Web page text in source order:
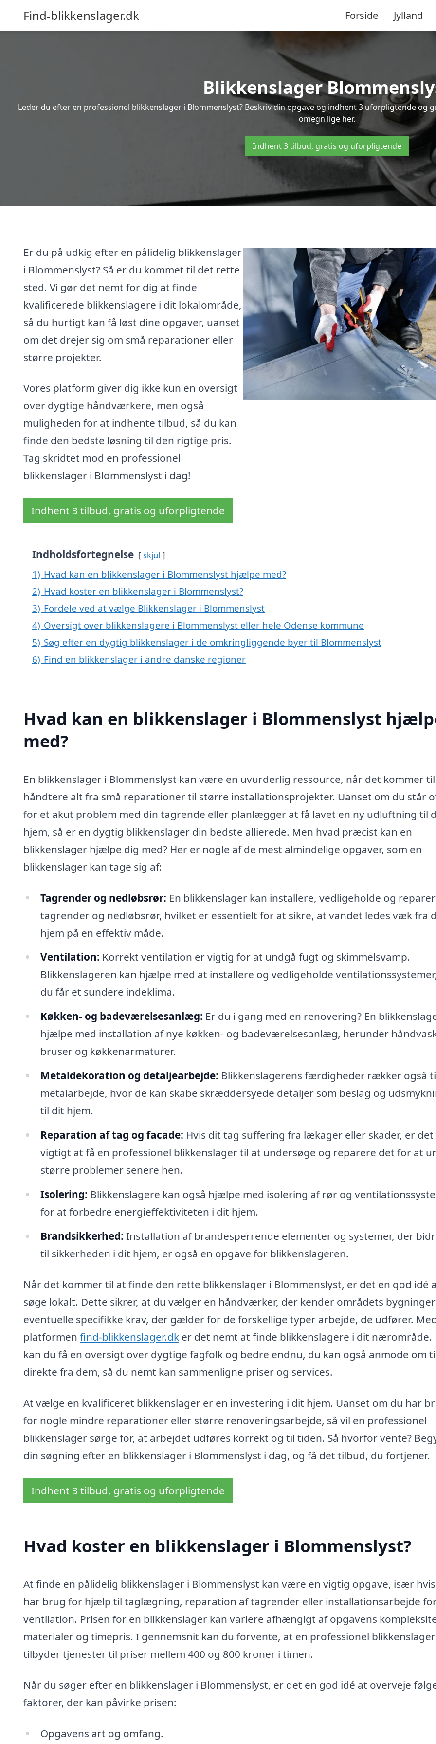
Find-blikkenslager.dk Forside Jylland
Blikkenslager
Leder du efter en professionel blikkenslager i Blommenslyst? Beskriv din opgave og indhent 3 uforpligtende
omegn lige her.
Indhent 3 tilbud, gratis og uforpligtende
Er du på udkig efter en pålidelig blikkenslager
i Blommenslyst? Så er du kommet til det rette
sted. Vi gør det nemt for dig at finde
kvalificerede blikkenslagere i dit lokalområde,
så du hurtigt kan få løst dine opgaver, uanset
om det drejer sig om små reparationer eller
større projekter.
Vores platform giver dig ikke kun en oversigt
over dygtige håndværkere, men også
muligheden for at indhente tilbud, så du kan
finde den bedste løsning til den rigtige pris.
Tag skridtet mod en professionel
blikkenslager i Blommenslyst i dag!
Indhent 3 tilbud, gratis og uforpligtende
Indholdsfortegnelse skjul
1) Hvad kan en blikkenslager i Blommenslyst hjælpe med?
2) Hvad koster en blikkenslager i Blommenslyst?
3) Fordele ved at vælge Blikkenslager i Blommenslyst
4) Oversigt over blikkenslagere i Blommenslyst eller hele Odense kommune
5) Søg efter en dygtig blikkenslager i de omkringliggende byer til Blommenslyst
6) Find en blikkenslager i andre danske regioner
Hvad kan en blikkenslager i Blommenslyst
med?
En blikkenslager i Blommenslyst kan være en uvurderlig ressource, når det kommer
håndtere alt fra små reparationer til større installationsprojekter. Uanset om du står
for et akut problem med din tagrende eller planlægger at få lavet en ny udluftning til
hjem, så er en dygtig blikkenslager din bedste allierede. Men hvad præcist kan en
blikkenslager hjælpe dig med? Her er nogle af de mest almindelige opgaver, som en
blikkenslager kan tage sig af:
Tagrender og nedløbsrør: En blikkenslager kan installere, vedligeholde og
tagrender og nedløbsrør, hvilket er essentielt for at sikre, at vandet ledes væk fra
hjem på en effektiv måde.
Ventilation: Korrekt ventilation er vigtig for at undgå fugt og skimmelsvamp.
Blikkenslageren kan hjælpe med at installere og vedligeholde
du får et sundere indeklima.
Køkken- og badeværelsesanlæg: Er du i gang med en renovering? En
hjælpe med installation af nye køkken- og badeværelsesanlæg, herunder
bruser og køkkenarmaturer.
Metaldekoration og detaljearbejde: Blikkenslagerens færdigheder rækker også
metalarbejde, hvor de kan skabe skræddersyede detaljer som beslag og
til dit hjem.
Reparation af tag og facade: Hvis dit tag suffering fra lækager eller skader, er det
vigtigt at få en professionel blikkenslager til at undersøge og reparere det for at
større problemer senere hen.
Isolering: Blikkenslagere kan også hjælpe med isolering af rør og
for at forbedre energieffektiviteten i dit hjem.
Brandsikkerhed: Installation af brandesperrende elementer og systemer, der
til sikkerheden i dit hjem, er også en opgave for blikkenslageren.
Når det kommer til at finde den rette blikkenslager i Blommenslyst, er det en god idé
søge lokalt. Dette sikrer, at du vælger en håndværker, der kender områdets
eventuelle specifikke krav, der gælder for de forskellige typer arbejde, de udfører. Med
platformen find-blikkenslager.dk er det nemt at finde blikkenslagere i dit nærområde.
kan du få en oversigt over dygtige fagfolk og bedre endnu, du kan også anmode om
direkte fra dem, så du nemt kan sammenligne priser og services.
At vælge en kvalificeret blikkenslager er en investering i dit hjem. Uanset om du har
for nogle mindre reparationer eller større renoveringsarbejde, så vil en professionel
blikkenslager sørge for, at arbejdet udføres korrekt og til tiden. Så hvorfor vente?
din søgning efter en blikkenslager i Blommenslyst i dag, og få det tilbud, du fortjener.
Indhent 3 tilbud, gratis og uforpligtende
Hvad koster en blikkenslager i Blommenslyst?
At finde en pålidelig blikkenslager i Blommenslyst kan være en vigtig opgave, især
har brug for hjælp til taglægning, reparation af tagrender eller installationsarbejde
ventilation. Prisen for en blikkenslager kan variere afhængigt af opgavens
materialer og timepris. I gennemsnit kan du forvente, at en professionel blikkenslager
tilbyder tjenester til priser mellem 400 og 800 kroner i timen.
Når du søger efter en blikkenslager i Blommenslyst, er det en god idé at overveje
faktorer, der kan påvirke prisen:
Opgavens art og omfang.